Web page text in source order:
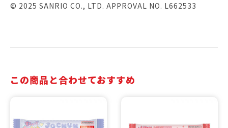
© 2025 SANRIO CO., LTD. APPROVAL NO. L662533
この商品と合わせておすすめ